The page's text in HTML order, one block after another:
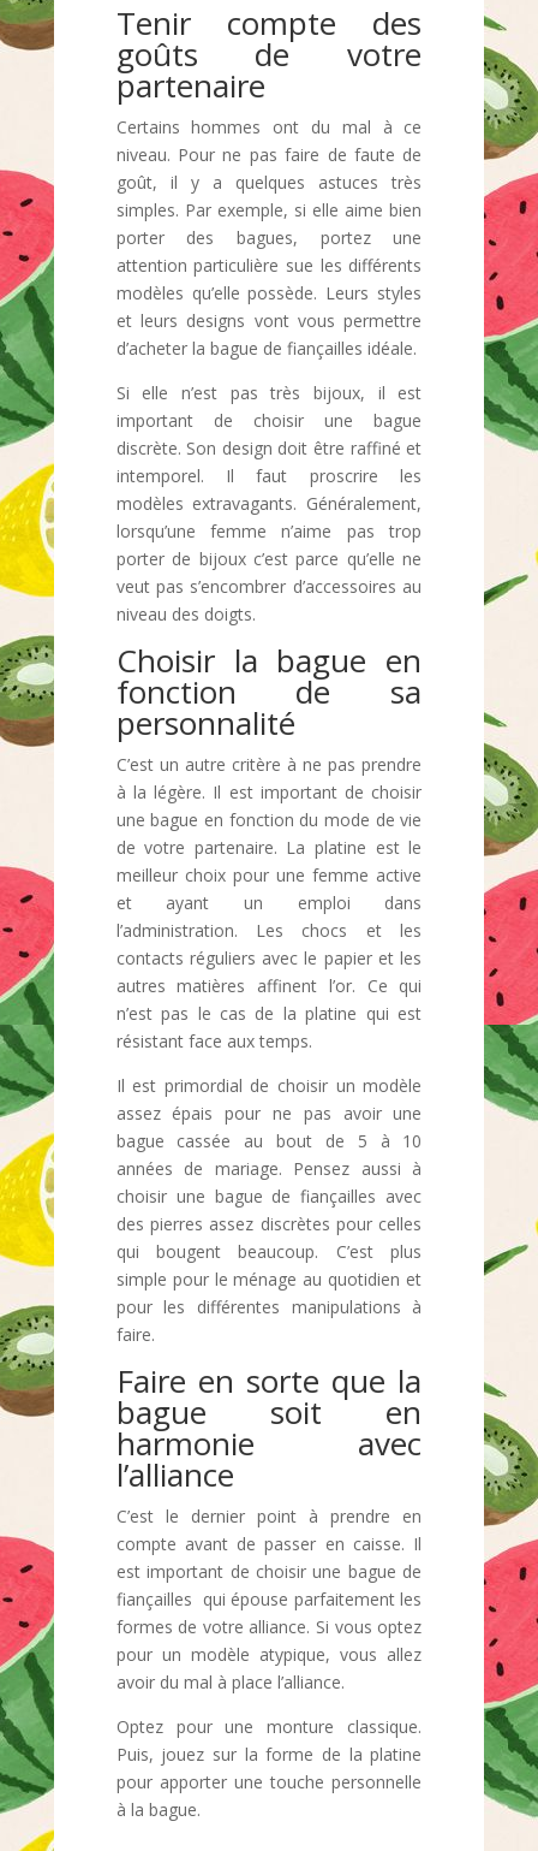
Tenir compte des
goûts de votre
partenaire
Certains hommes ont du mal à ce
niveau. Pour ne pas faire de faute de
goût, il y a quelques astuces très
simples. Par exemple, si elle aime bien
porter des bagues, portez une
attention particulière sue les différents
modèles qu’elle possède. Leurs styles
et leurs designs vont vous permettre
d’acheter la bague de fiançailles idéale.
Si elle n’est pas très bijoux, il est
important de choisir une bague
discrète. Son design doit être raffiné et
intemporel. Il faut proscrire les
modèles extravagants. Généralement,
lorsqu’une femme n’aime pas trop
porter de bijoux c’est parce qu’elle ne
veut pas s’encombrer d’accessoires au
niveau des doigts.
Choisir la bague en
fonction de sa
personnalité
C’est un autre critère à ne pas prendre
à la légère. Il est important de choisir
une bague en fonction du mode de vie
de votre partenaire. La platine est le
meilleur choix pour une femme active
et ayant un emploi dans
l’administration. Les chocs et les
contacts réguliers avec le papier et les
autres matières affinent l’or. Ce qui
n’est pas le cas de la platine qui est
résistant face aux temps.
Il est primordial de choisir un modèle
assez épais pour ne pas avoir une
bague cassée au bout de 5 à 10
années de mariage. Pensez aussi à
choisir une bague de fiançailles avec
des pierres assez discrètes pour celles
qui bougent beaucoup. C’est plus
simple pour le ménage au quotidien et
pour les différentes manipulations à
faire.
Faire en sorte que la
bague soit en
harmonie avec
l’alliance
C’est le dernier point à prendre en
compte avant de passer en caisse. Il
est important de choisir une bague de
fiançailles qui épouse parfaitement les
formes de votre alliance. Si vous optez
pour un modèle atypique, vous allez
avoir du mal à place l’alliance.
Optez pour une monture classique.
Puis, jouez sur la forme de la platine
pour apporter une touche personnelle
à la bague.